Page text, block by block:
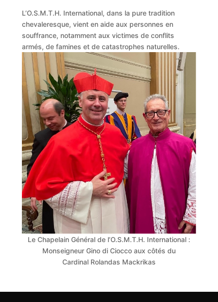
L’O.S.M.T.H. International, dans la pure tradition
chevaleresque, vient en aide aux personnes en
souffrance, notamment aux victimes de conflits
armés, de famines et de catastrophes naturelles.
Le Chapelain Général de l’O.S.M.T.H. International :
Monseigneur Gino di Ciocco aux côtés du
Cardinal Rolandas Mackrikas